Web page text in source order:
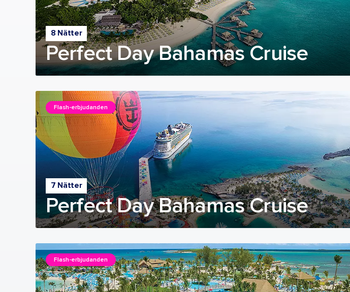
8 Nätter
Perfect Day Bahamas Cruise
7 Nätter
Perfect Day Bahamas Cruise
Flash-erbjudanden
Flash-erbjudanden